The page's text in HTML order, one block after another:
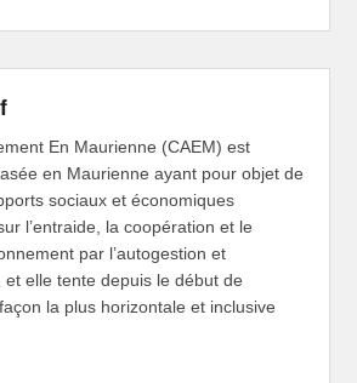
En Maurienne (CAEM) est
en Maurienne ayant pour objet de
sociaux et économiques
l’entraide, la coopération et le
par l’autogestion et
et elle tente depuis le début de
la plus horizontale et inclusive